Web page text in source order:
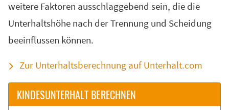
Infopaket zu Trennung & Scheidung
Ablauf der Online-Scheidung
Scheidungstermin vor Gericht
Direkt zum
Scheidungsantrag
weitere Faktoren ausschlaggebend sein, die die
Unterhaltshöhe nach der Trennung und Scheidung
beeinflussen können.
Zur Unterhaltsberechnung auf Unterhalt.com
KINDESUNTERHALT BERECHNEN